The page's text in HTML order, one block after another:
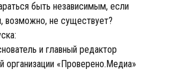
быть независимым, если
возможно, не существует?
и главный редактор
организации «Проверено.Медиа»